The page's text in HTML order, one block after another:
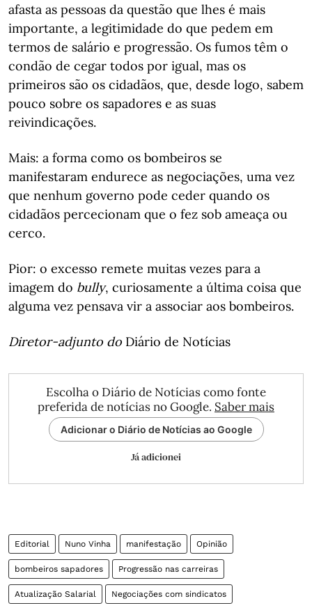
afasta as pessoas da questão que lhes é mais
importante, a legitimidade do que pedem em
termos de salário e progressão. Os fumos têm o
condão de cegar todos por igual, mas os
primeiros são os cidadãos, que, desde logo, sabem
pouco sobre os sapadores e as suas
reivindicações.
Mais: a forma como os bombeiros se
manifestaram endurece as negociações, uma vez
que nenhum governo pode ceder quando os
cidadãos percecionam que o fez sob ameaça ou
cerco.
Pior: o excesso remete muitas vezes para a
imagem do bully, curiosamente a última coisa que
alguma vez pensava vir a associar aos bombeiros.
Diretor-adjunto do Diário de Notícias
Escolha o Diário de Notícias como fonte
preferida de notícias no Google. Saber mais
Adicionar o Diário de Notícias ao Google
Já adicionei
Editorial Nuno Vinha manifestação Opinião
bombeiros sapadores Progressão nas carreiras
Atualização Salarial Negociações com sindicatos